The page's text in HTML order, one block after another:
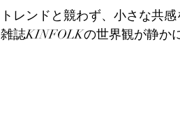
トレンドと競わず、小さな共感
雑誌KINFOLKの世界観が静か